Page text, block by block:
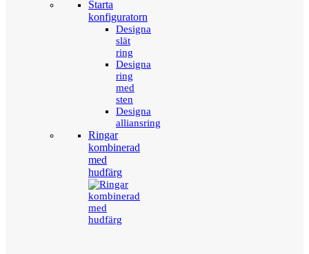
Starta
konfiguratorn
Designa
slät
ring
Designa
ring
med
sten
Designa
alliansring
Ringar
kombinerad
med
hudfärg